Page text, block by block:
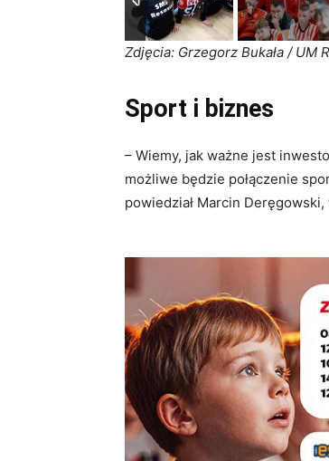
Zdjęcia: Grzegorz Bukała / UM
Sport i biznes
– Wiemy, jak ważne jest
możliwe będzie połączenie
powiedział Marcin